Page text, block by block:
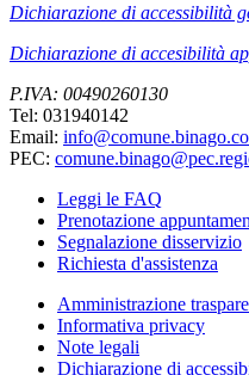
Dichiarazione di accessibilità
Dichiarazione di accesibilità
P.IVA: 00490260130
Tel: 031940142
Email:
PEC:
Leggi le FAQ
Prenotazione
Segnalazione disservizio
Richiesta d'assistenza
Amministrazione
Informativa privacy
Note legali
Dichiarazione di